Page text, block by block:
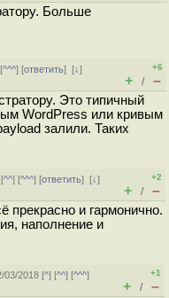
Больше
^^^] [ответить][↓]
+6
+ / –
Это типичный
WordPress или кривым
залили. Таких
^^] [^^^] [ответить][↓]
+2
+ / –
прекрасно и гармонично.
наполнение и
03/2018 [^] [^^] [^^^]
+1
+ / –